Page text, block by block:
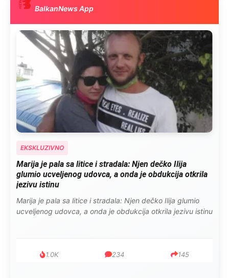
BalkanNews App
EKSKLUZIVNO
Marija je pala sa litice i stradala: Njen dečko Ilija
glumio ucveljenog udovca, a onda je obdukcija otkrila
jezivu istinu
Marija je pala sa litice i stradala: Njen dečko Ilija glumio
ucveljenog udovca, a onda je obdukcija otkrila jezivu istinu
1.0K 234 145